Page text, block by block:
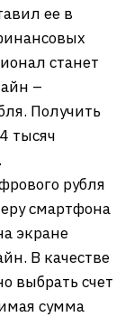
ее в
станет
–
Получить
тысяч
рубля
смартфона
экране
В качестве
выбрать счет
сумма